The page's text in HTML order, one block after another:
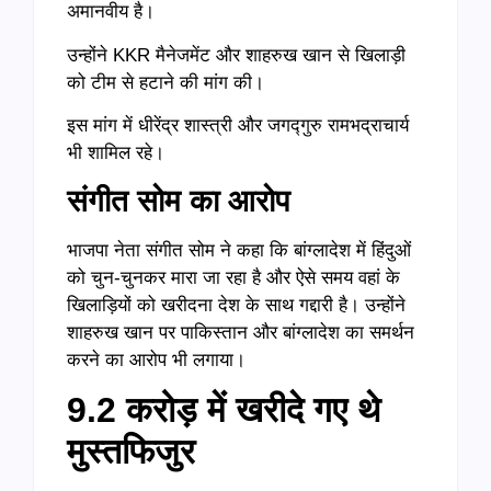
अमानवीय है।
उन्होंने KKR मैनेजमेंट और शाहरुख खान से खिलाड़ी
को टीम से हटाने की मांग की।
इस मांग में धीरेंद्र शास्त्री और जगद्गुरु रामभद्राचार्य
भी शामिल रहे।
संगीत सोम का आरोप
भाजपा नेता संगीत सोम ने कहा कि बांग्लादेश में हिंदुओं
को चुन-चुनकर मारा जा रहा है और ऐसे समय वहां के
खिलाड़ियों को खरीदना देश के साथ गद्दारी है। उन्होंने
शाहरुख खान पर पाकिस्तान और बांग्लादेश का समर्थन
करने का आरोप भी लगाया।
9.2 करोड़ में खरीदे गए थे
मुस्तफिजुर